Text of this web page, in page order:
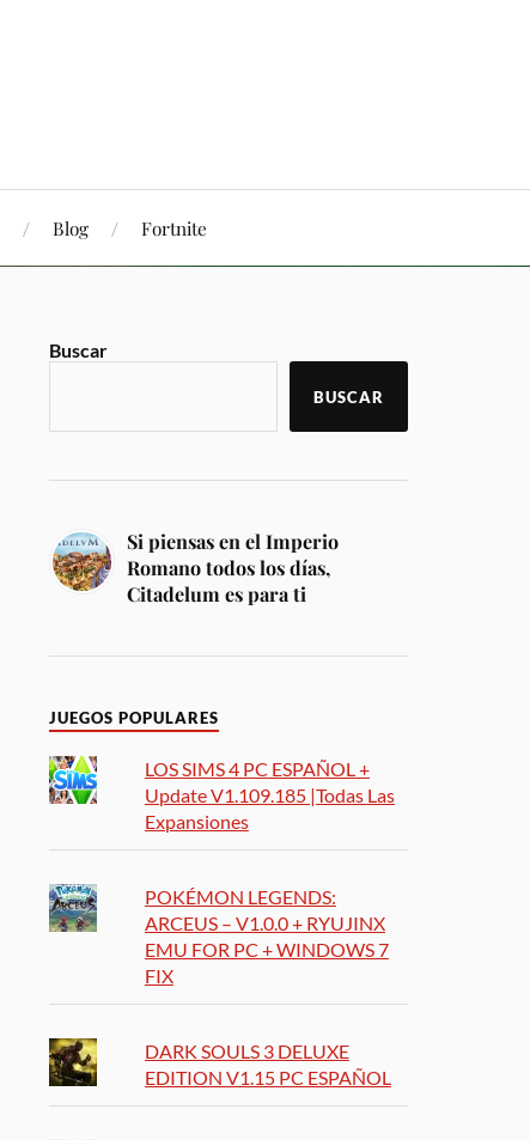
Blog Fortnite
Buscar
BUSCAR
Si piensas en el Imperio
Romano todos los días,
Citadelum es para ti
JUEGOS POPULARES
LOS SIMS 4 PC ESPAÑOL +
Update V1.109.185 |Todas Las
Expansiones
POKÉMON LEGENDS:
ARCEUS – V1.0.0 + RYUJINX
EMU FOR PC + WINDOWS 7
FIX
DARK SOULS 3 DELUXE
EDITION V1.15 PC ESPAÑOL